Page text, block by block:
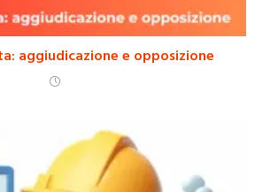
aggiudicazione e opposizione